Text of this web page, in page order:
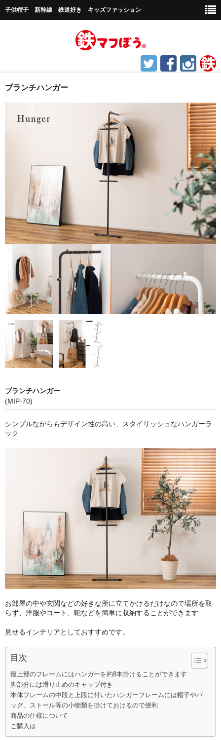
子供帽子 新幹線 鉄道好き キッズファッション
ホーム
新幹線シリーズ
貨物シリーズ
チャギントンシリーズ
アドバンスシリーズ
新幹線シリーズ（冬）
私鉄・在来線シリーズ（冬）
ヘルメット
くつ下
新幹線シリーズ
ふみきりシリーズ
キーホルダー
マスク
ランチグッズ
カバン
ふとんでクッション
婦人帽子
秋冬物
HOME FURNITURE
ケーキ
ブランチハンガー
ブランチハンガー
(MIP-70)
シンプルながらもデザイン性の高い、スタイリッシュなハンガーラ
ック
お部屋の中や玄関などの好きな所に立てかけるだけなので場所を取
らず、洋服やコート、鞄などを簡単に収納することができます
見せるインテリアとしておすすめです。
目次
最上部のフレームにはハンガーを約8本掛けることができます
脚部分には滑り止めのキャップ付き
本体フレームの中段と上段に付いたハンガーフレームには帽子やバ
ッグ、ストール等の小物類を掛けておけるので便利
商品の仕様について
ご購入は